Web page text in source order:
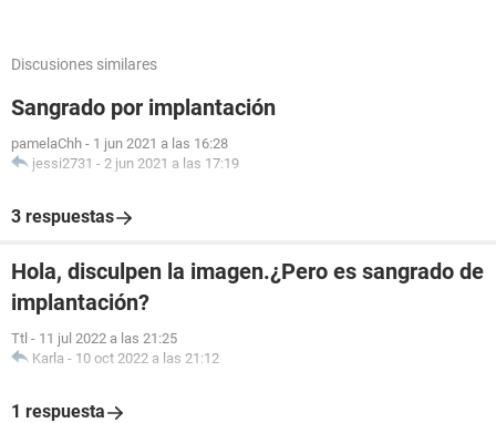
Discusiones similares
Sangrado por implantación
pamelaChh - 1 jun 2021 a las 16:28
jessi2731 - 2 jun 2021 a las 17:19
3 respuestas
Hola, disculpen la imagen.¿Pero es sangrado de
implantación?
Ttl - 11 jul 2022 a las 21:25
Karla - 10 oct 2022 a las 21:12
1 respuesta